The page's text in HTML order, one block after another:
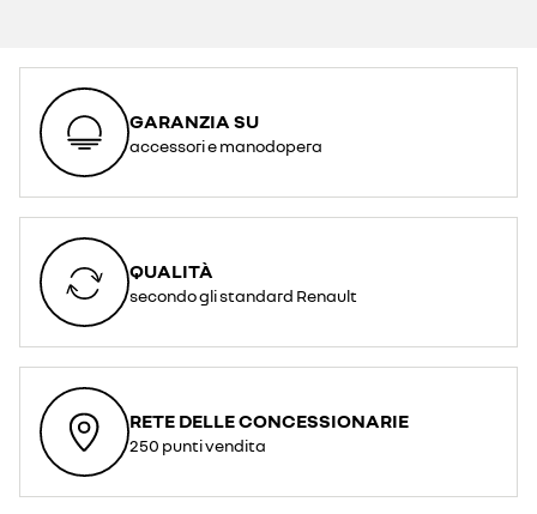
GARANZIA SU
accessori e manodopera
QUALITÀ
secondo gli standard Renault
RETE DELLE CONCESSIONARIE
250 punti vendita